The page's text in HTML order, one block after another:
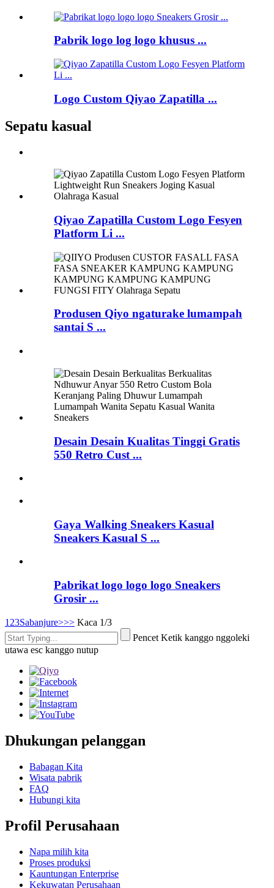
Pabrik logo log logo khusus ...
Logo Custom Qiyao Zapatilla ...
Sepatu kasual
Qiyao Zapatilla Custom Logo Fesyen
Platform Li ...
Produsen Qiyo ngaturake lumampah
santai S ...
Desain Desain Kualitas Tinggi Gratis
550 Retro Cust ...
Gaya Walking Sneakers Kasual
Sneakers Kasual S ...
Pabrikat logo logo logo Sneakers
Grosir ...
1 23Sabanjure>>> Kaca 1/3
Pencet Ketik kanggo nggoleki
utawa esc kanggo nutup
Dhukungan pelanggan
Babagan Kita
Wisata pabrik
FAQ
Hubungi kita
Profil Perusahaan
Napa milih kita
Proses produksi
Kauntungan Enterprise
Kekuwatan Perusahaan